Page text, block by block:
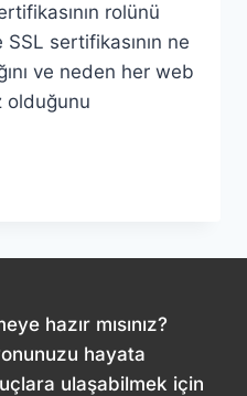
rolünü
sertifikasının ne
ve neden her web
olduğunu
hazır mısınız?
hayata
ulaşabilmek için